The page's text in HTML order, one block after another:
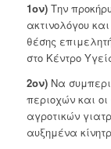
1ον)Την
ακτινολόγου
θέσης
στο Κέντρο
2ον)Να
περιοχών και
αγροτικών
αυξημένα